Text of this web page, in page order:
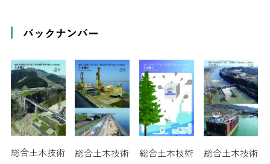
バックナンバー
総合土木技術
総合土木技術
総合土木技術
総合土木技術